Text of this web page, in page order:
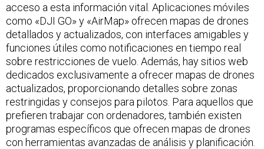
acceso a esta información vital. Aplicaciones móviles
como «DJI GO» y «AirMap» ofrecen mapas de drones
detallados y actualizados, con interfaces amigables y
funciones útiles como notificaciones en tiempo real
sobre restricciones de vuelo. Además, hay sitios web
dedicados exclusivamente a ofrecer mapas de drones
actualizados, proporcionando detalles sobre zonas
restringidas y consejos para pilotos. Para aquellos que
prefieren trabajar con ordenadores, también existen
programas específicos que ofrecen mapas de drones
con herramientas avanzadas de análisis y planificación.